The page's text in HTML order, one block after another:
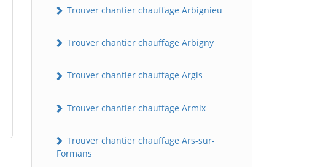
Trouver chantier chauffage Arbignieu
Trouver chantier chauffage Arbigny
Trouver chantier chauffage Argis
Trouver chantier chauffage Armix
Trouver chantier chauffage Ars-sur-
Formans